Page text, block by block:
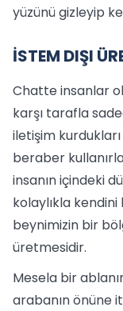
yüzünü gizleyip
İSTEM DIŞI
Chatte insanlar
karşı tarafla
iletişim
beraber
insanın içindeki
kolaylıkla kendini
beynimizin bir
üretmesidir.
Mesela bir
arabanın önüne